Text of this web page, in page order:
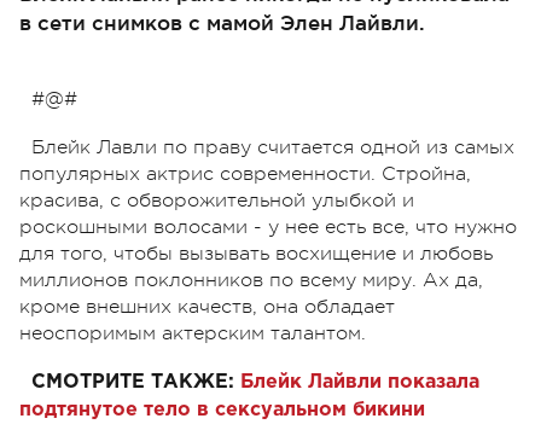
в сети снимков с мамой Элен Лайвли.
#@#
Блейк Лавли по праву считается одной из самых
популярных актрис современности. Стройна,
красива, с обворожительной улыбкой и
роскошными волосами - у нее есть все, что нужно
для того, чтобы вызывать восхищение и любовь
миллионов поклонников по всему миру. Ах да,
кроме внешних качеств, она обладает
неоспоримым актерским талантом.
СМОТРИТЕ ТАКЖЕ: Блейк Лайвли показала
подтянутое тело в сексуальном бикини